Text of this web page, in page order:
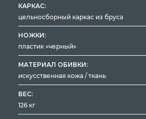
КАРКАС:
цельносборный каркас из бруса
НОЖКИ:
пластик «черный»
МАТЕРИАЛ ОБИВКИ:
искусственная кожа / ткань
ВЕС:
126 кг